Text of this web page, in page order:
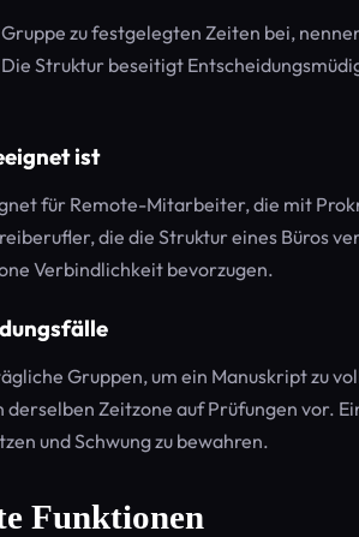
zu festgelegten Zeiten bei,
Struktur beseitigt
ist
für Remote-Mitarbeiter, die mit
die die Struktur eines Büros
Verbindlichkeit bevorzugen.
Gruppen, um ein Manuskript zu
derselben Zeitzone auf Prüfungen vor.
und Schwung zu bewahren.
Funktionen